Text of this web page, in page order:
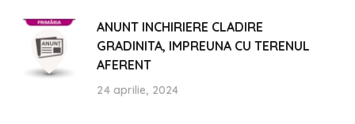
ANUNT INCHIRIERE CLADIRE
GRADINITA, IMPREUNA CU TERENUL
AFERENT
24 aprilie, 2024